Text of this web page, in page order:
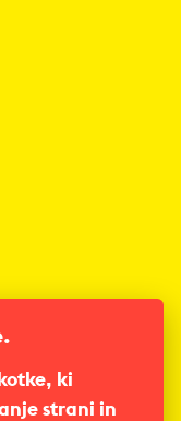
ki
strani in